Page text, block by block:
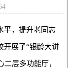
平，提升老同志
开展了“银龄大讲
层多功能厅，